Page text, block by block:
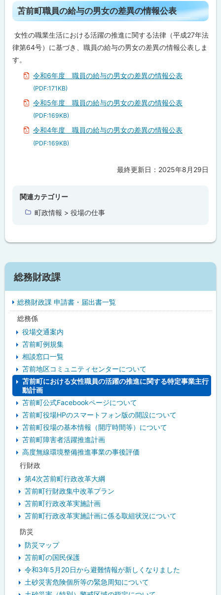
く
女
性
職
業
選
択
進
法
基
づ
く
事
業
主
動
計
の
実
施
状
の
公
表
前
町
員
給
与
男
女
の
差
異
の
報
公
ト
ッ
プ
に
戻
苫前町職員の給与の男女の差異の情報公表
女性の職業生活における活躍の推進に関する法律（平成27年法
律第64号）に基づき、職員の給与の男女の差異の情報公表しま
す。
令和6年度 職員の給与の男女の差異の情報公表
(PDF:171KB)
令和5年度 職員の給与の男女の差異の情報公表
(PDF:169KB)
令和4年度 職員の給与の男女の差異の情報公表
(PDF:169KB)
最終更新日： 2025年8月29日
関連カテゴリー
町政情報 > 役場の仕事
サ
イ
ド
ュ
ー
総務財政課
総務財政課 申請書・届出書一覧
総務係
役場交通案内
苫前町例規集
相談窓口一覧
苫前地区コミュニティセンターについて
苫前町における女性職員の活躍の推進に関する特定事業主行
動計画
苫前町公式Facebookページについて
苫前町役場HPのスマートフォン版の開設について
苫前町役場の基本情報（開庁時間等）について
苫前町障害者活躍推進計画
高度無線環境整備推進事業の事後評価
行財政
第4次苫前町行政改革大綱
苫前町行財政集中改革プラン
苫前町行政改革実施計画
苫前町行政改革実施計画に係る取組状況について
防災
防災マップ
苫前町の国民保護
令和3年5月20日から避難情報が新しくなりました
土砂災害危険個所等の緊急周知について